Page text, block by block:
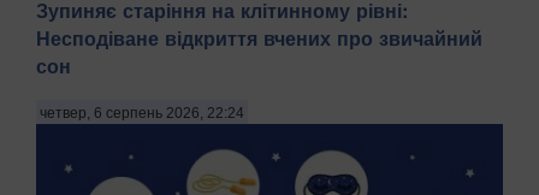
років за підозрою у груповому зґвалтуванні 21-річної
поліції в четвер, 6 серпня, зазначають Патріоти України.
"На Бориспільщині троє чоловіків, з...
Зупиняє старіння на клітинному рівні:
Несподіване відкриття вчених про звичайний
сон
четвер, 6 серпень 2026, 22:24